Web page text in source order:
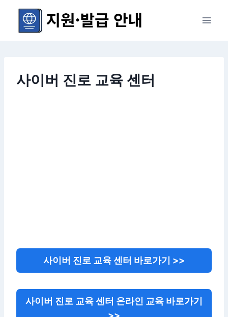
content
사이버 진로 교육 센터
사이버 진로 교육 센터 바로가기 >>
사이버 진로 교육 센터 온라인 교육 바로가기